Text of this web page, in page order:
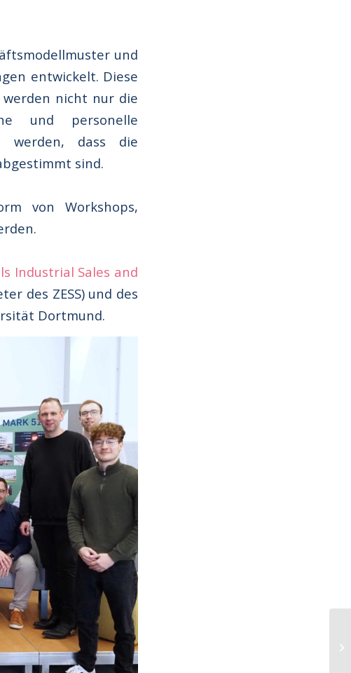
und
entwickelt. Diese
nicht nur die
und personelle
werden, dass die
sind.
von Workshops,
Industrial Sales and
des ZESS) und des
Dortmund.